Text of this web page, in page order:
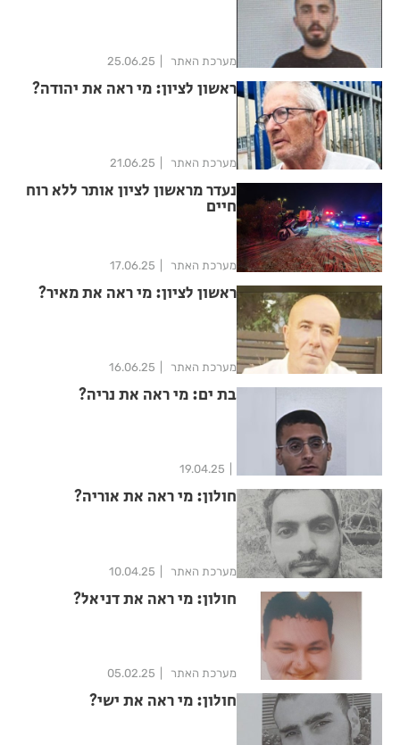
מערכת האתר 25.06.25
ראשון לציון: מי ראה את יהודה?
מערכת האתר 21.06.25
נעדר מראשון לציון אותר ללא רוח
חיים
מערכת האתר 17.06.25
ראשון לציון: מי ראה את מאיר?
מערכת האתר 16.06.25
בת ים: מי ראה את נריה?
19.04.25
חולון: מי ראה את אוריה?
מערכת האתר 10.04.25
חולון: מי ראה את דניאל?
מערכת האתר 05.02.25
חולון: מי ראה את ישי?